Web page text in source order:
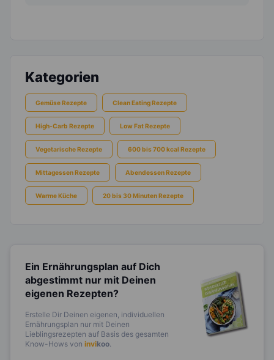
Kategorien
Gemüse Rezepte Clean Eating Rezepte
High-Carb Rezepte Low Fat Rezepte
Vegetarische Rezepte 600 bis 700 kcal Rezepte
Mittagessen Rezepte Abendessen Rezepte
Warme Küche 20 bis 30 Minuten Rezepte
Ein Ernährungsplan auf Dich
abgestimmt nur mit Deinen
eigenen Rezepten?
Erstelle Dir Deinen eigenen, individuellen
Ernährungsplan nur mit Deinen
Lieblingsrezepten auf Basis des gesamten
Know-Hows von invikoo